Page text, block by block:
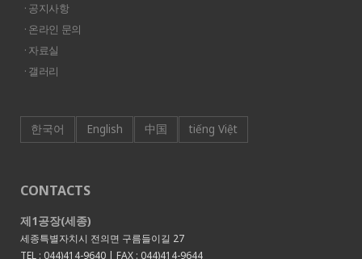
· 공지사항
· 온라인 문의
· 자료실
· 갤러리
한국어 English 中国 tiếng Việt
CONTACTS
제1공장(세종)
세종특별자치시 전의면 구름들이길 27
TEL : 044)414-9640 | FAX : 044)414-9644